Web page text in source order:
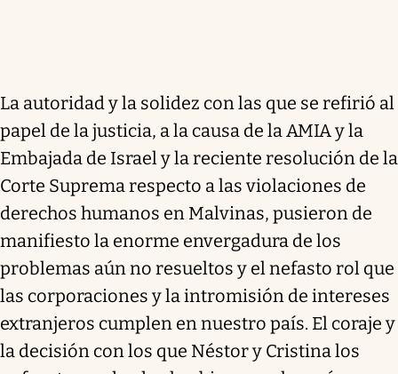
La autoridad y la solidez con las que se refirió al
papel de la justicia, a la causa de la AMIA y la
Embajada de Israel y la reciente resolución de la
Corte Suprema respecto a las violaciones de
derechos humanos en Malvinas, pusieron de
manifiesto la enorme envergadura de los
problemas aún no resueltos y el nefasto rol que
las corporaciones y la intromisión de intereses
extranjeros cumplen en nuestro país. El coraje y
la decisión con los que Néstor y Cristina los